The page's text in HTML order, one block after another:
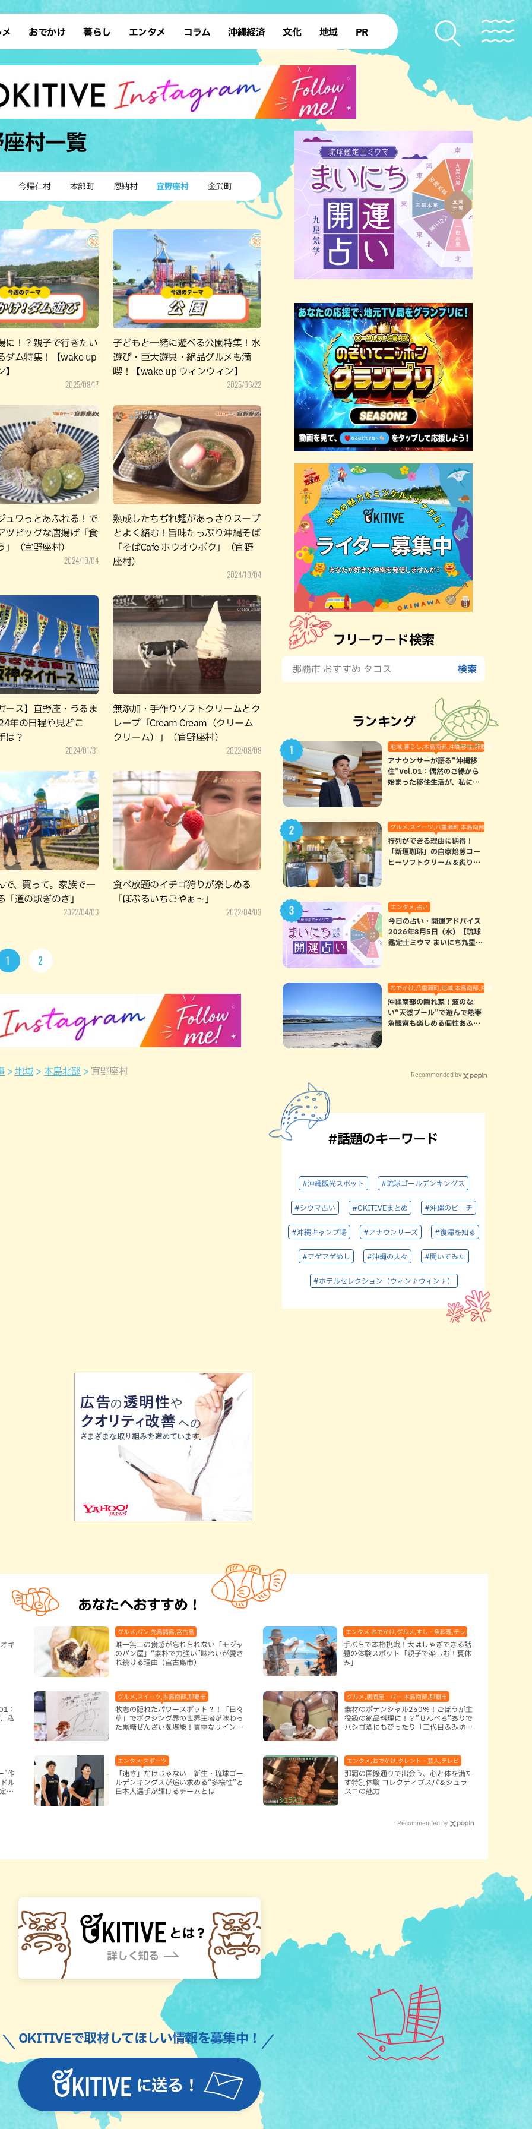
メ
ン 沖縄そば
ウト カフェ
料理 和食・日本料理
理 アジア・エスニック
・焼肉 焼鳥・串料理
肉料理 居酒屋・バー
イキング スイーツ
カレー
ガー タコス・タコライス
おでかけ
デート ドライブ
散歩 ソロ活
歴史
サウナ 公園
暮らし
レシピ SDGs
ファッション ローカルニュース
沖縄移住 沖縄旧暦行事
エンタメ
スポーツ 占い
タレント・芸人 テレビ
コラム 沖縄経済 文化
復帰50年
地域
本島北部
本島南部 先島諸島
北部離島
PR
村一覧
今帰仁村 本部町 恩納村 宜野座村 金武町
に！？親子で行きたい
ダム特集！【wake up
2025/08/17
子どもと一緒に遊べる公園特集！水
遊び・巨大遊具・絶品グルメも満
喫！【wake up ウィンウィン】
2025/06/22
ュワっとあふれる！で
ツビッグな唐揚げ「食
」（宜野座村）
2024/10/04
熟成したちぢれ麺があっさりスープ
とよく絡む！旨味たっぷり沖縄そば
「そばCafe ホウオウボク」（宜野
座村）
2024/10/04
ース】宜野座・うるま
年の日程や見どこ
は？
2024/01/31
無添加・手作りソフトクリームとク
レープ「Cream Cream（クリーム
クリーム）」（宜野座村）
2022/08/08
で、買って。家族で一
「道の駅ぎのざ」
2022/04/03
食べ放題のイチゴ狩りが楽しめる
「ぼぶるいちごやぁ～」
2022/04/03
1 2
地域 本島北部 宜野座村
フリーワード検索
ランキング
地域,暮らし,本島南部,沖縄移住,那覇市
アナウンサーが語る”沖縄移
住”Vol.01：偶然のご縁から
始まった移住生活が、私にと
グルメ,スイーツ,八重瀬町,本島南部
行列ができる理由に納得！
「新垣珈琲」の自家焙煎コー
ヒーソフトクリーム＆炙りマ
エンタメ,占い
今日の占い・開運アドバイス
2026年8月5日（水）【琉球
鑑定士ミウマ まいにち九星気
おでかけ,八重瀬町,地域,本島南部,沖縄の海,自然
沖縄南部の隠れ家！波のな
い“天然プール”で遊んで熱帯
魚観察も楽しめる個性あふれ
Recommended by
#話題のキーワード
#沖縄観光スポット #琉球ゴールデンキングス
#シウマ占い #OKITIVEまとめ #沖縄のビーチ
#沖縄キャンプ場 #アナウンサーズ #復帰を知る
#アゲアゲめし #沖縄の人々 #聞いてみた
#ホテルセレクション（ウィン♪ウィン♪）
あなたへおすすめ！
キ
グルメ,パン,先島諸島,宮古島
唯一無二の食感が忘れられない「モジャ
のパン屋」“素朴で力強い”味わいが愛さ
れ続ける理由（宮古島市）
エンタメ,おでかけ,グルメ,すし・魚料理,テレビ,体験,北谷町,地域,子
手ぶらで本格挑戦！大はしゃぎできる話
題の体験スポット「親子で楽しむ！夏休
み」
：
私
グルメ,スイーツ,本島南部,那覇市
牧志の隠れたパワースポット？！「日々
草」でボクシング界の世界王者が味わっ
た黒糖ぜんざいを堪能！貴重なサインと
グルメ,居酒屋・バー,本島南部,那覇市
素材のポテンシャル250％！ごぼうが主
役級の絶品料理に！？”せんべろ”ありで
ハシゴ酒にもぴったり「二代目ふみ坊
”作
ル
番
エンタメ,スポーツ
「速さ」だけじゃない 新生・琉球ゴー
ルデンキングスが追い求める“多様性”と
日本人選手が輝けるチームとは
エンタメ,おでかけ,タレント・芸人,テレビ
那覇の国際通りで出会う、心と体を満た
す特別体験 コレクティブスパ＆シュラ
スコの魅力
Recommended by
に送る！
OKITIVEで取材してほしい情報を募集中！